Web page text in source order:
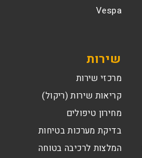
Vespa
שירות
מרכזי שירות
קריאות שירות (ריקול)
מחירון טיפולים
בדיקת מערכות בטיחות
המלצות לרכיבה בטוחה